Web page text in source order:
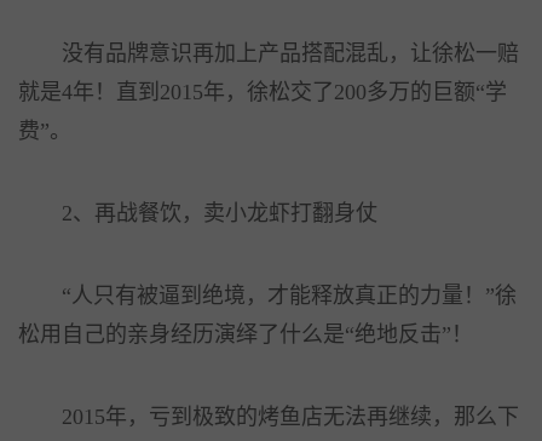
没有品牌意识再加上产品搭配混乱，让徐松一赔
就是4年！直到2015年，徐松交了200多万的巨额“学
费”。
2、再战餐饮，卖小龙虾打翻身仗
“人只有被逼到绝境，才能释放真正的力量！”徐
松用自己的亲身经历演绎了什么是“绝地反击”！
2015年，亏到极致的烤鱼店无法再继续，那么下